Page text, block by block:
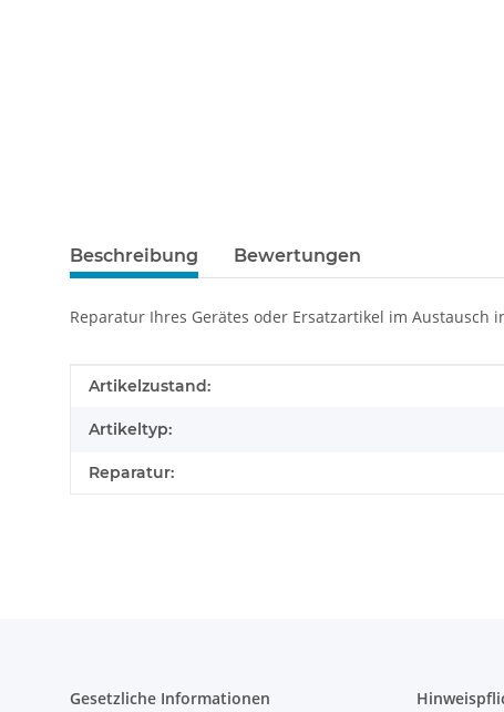
Beschreibung Bewertungen
Reparatur Ihres Gerätes oder Ersatzartikel im Austausch
Produkteigenschaft
Wert
Artikelzustand:
Artikeltyp:
Reparatur:
Gesetzliche Informationen